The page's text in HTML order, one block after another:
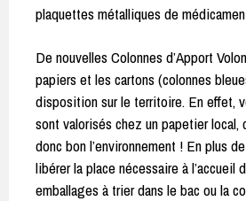
plaquettes métalliques de
De nouvelles Colonnes d’Apport
papiers et les cartons (colonnes
disposition sur le territoire. En effet,
sont valorisés chez un papetier
donc bon l’environnement ! En plus
libérer la place nécessaire à l’accueil
emballages à trier dans le bac ou la